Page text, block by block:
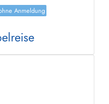
Anmeldung